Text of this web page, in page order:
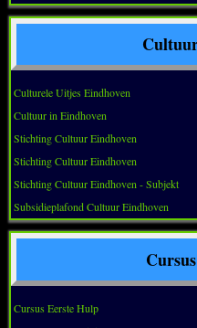
Culturele Uitjes Eindhoven
Cultuur in Eindhoven
Stichting Cultuur Eindhoven
Stichting Cultuur Eindhoven
Stichting Cultuur Eindhoven - Subjekt
Subsidieplafond Cultuur Eindhoven
Cursus Eerste Hulp